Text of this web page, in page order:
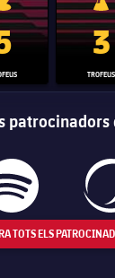
Trofeu de la Lliga de
3
TROFEUS
patrocinadors
TOTS ELS